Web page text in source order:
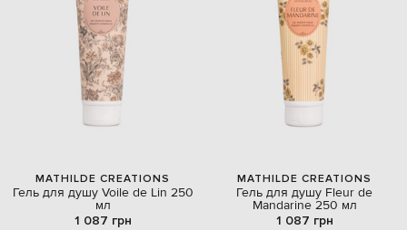
MATHILDE CREATIONS
Гель для душу Voile de Lin 250
мл
1 087 грн
MATHILDE CREATIONS
Гель для душу Fleur de
Mandarine 250 мл
1 087 грн